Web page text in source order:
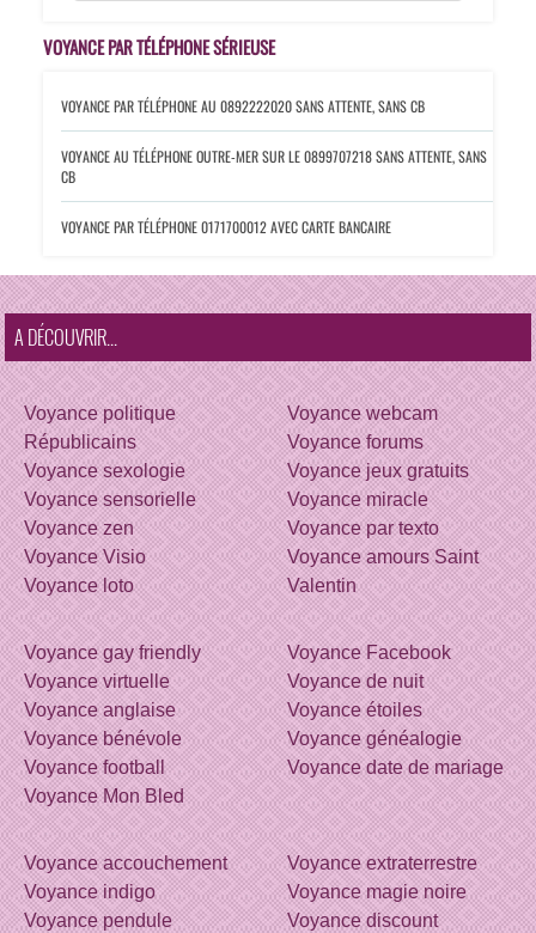
VOYANCE PAR TÉLÉPHONE SÉRIEUSE
VOYANCE PAR TÉLÉPHONE AU 0892222020SANS ATTENTE, SANS CB
VOYANCE AU TÉLÉPHONE OUTRE-MER SUR LE 0899707218SANS ATTENTE, SANS
CB
VOYANCE PAR TÉLÉPHONE 0171700012AVEC CARTE BANCAIRE
A DÉCOUVRIR...
Voyance politique
Républicains
Voyance sexologie
Voyance sensorielle
Voyance zen
Voyance Visio
Voyance loto
Voyance webcam
Voyance forums
Voyance jeux gratuits
Voyance miracle
Voyance par texto
Voyance amours Saint
Valentin
Voyance gay friendly
Voyance virtuelle
Voyance anglaise
Voyance bénévole
Voyance football
Voyance Mon Bled
Voyance Facebook
Voyance de nuit
Voyance étoiles
Voyance généalogie
Voyance date de mariage
Voyance accouchement
Voyance indigo
Voyance pendule
Voyance extraterrestre
Voyance magie noire
Voyance discount